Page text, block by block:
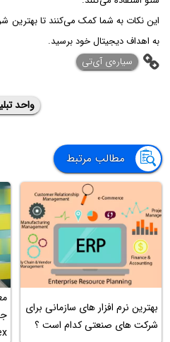
این نکات به شما کمک می‌کنند تا بهترین
به اهداف دیجیتال خود برسید.
‌سیاره‌ی آی‌تی
واحد
مطالب مرتبط
بهترین نرم افزار های سازمانی برای
شرکت های صنعتی کدام است ؟